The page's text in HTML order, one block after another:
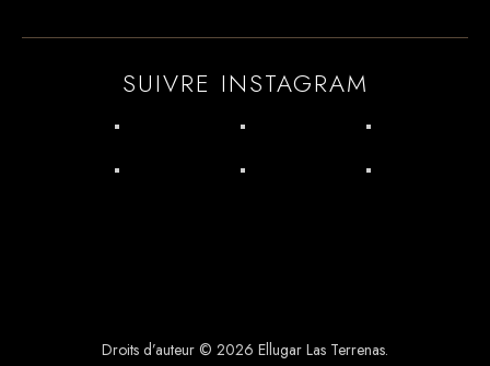
SUIVRE INSTAGRAM
Droits d’auteur © 2026 Ellugar Las Terrenas.